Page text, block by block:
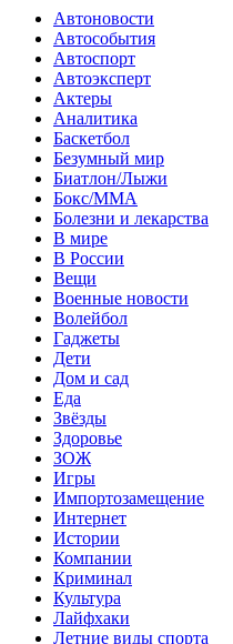
Автоновости
Автособытия
Автоспорт
Автоэксперт
Актеры
Аналитика
Баскетбол
Безумный мир
Биатлон/Лыжи
Бокс/MMA
Болезни и лекарства
В мире
В России
Вещи
Военные новости
Волейбол
Гаджеты
Дети
Дом и сад
Еда
Звёзды
Здоровье
ЗОЖ
Игры
Импортозамещение
Интернет
Истории
Компании
Криминал
Культура
Лайфхаки
Летние виды спорта